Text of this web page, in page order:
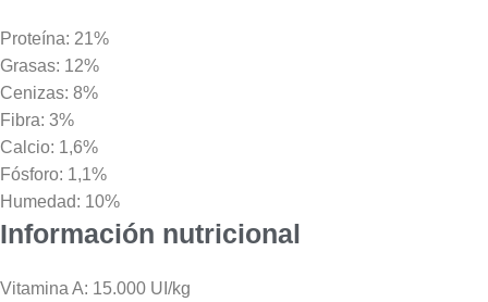
Proteína: 21%
Grasas: 12%
Cenizas: 8%
Fibra: 3%
Calcio: 1,6%
Fósforo: 1,1%
Humedad: 10%
Información nutricional
Vitamina A: 15.000 UI/kg